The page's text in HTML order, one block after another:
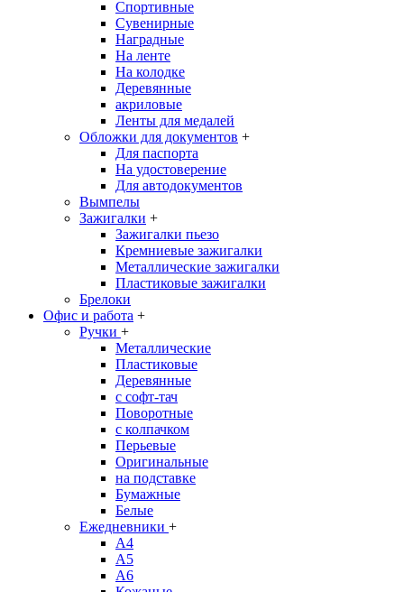
Спортивные
Сувенирные
Наградные
На ленте
На колодке
Деревянные
акриловые
Ленты для медалей
Обложки для документов +
Для паспорта
На удостоверение
Для автодокументов
Вымпелы
Зажигалки +
Зажигалки пьезо
Кремниевые зажигалки
Металлические зажигалки
Пластиковые зажигалки
Брелоки
Офис и работа +
Ручки +
Металлические
Пластиковые
Деревянные
с софт-тач
Поворотные
с колпачком
Перьевые
Оригинальные
на подставке
Бумажные
Белые
Ежедневники +
A4
A5
A6